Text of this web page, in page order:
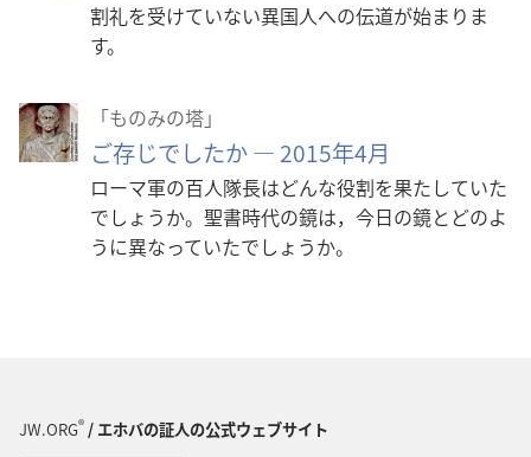
割礼を受けていない異国人への伝道が始まりま
す。
「ものみの塔」
ご存じでしたか ― 2015年4月
ローマ軍の百人隊長はどんな役割を果たしていた
でしょうか。聖書時代の鏡は，今日の鏡とどのよ
うに異なっていたでしょうか。
JW.ORG®/ エホバの証人の公式ウェブサイト